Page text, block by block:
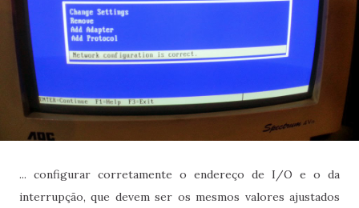
... configurar corretamente o endereço de I/O e o da
interrupção, que devem ser os mesmos valores ajustados